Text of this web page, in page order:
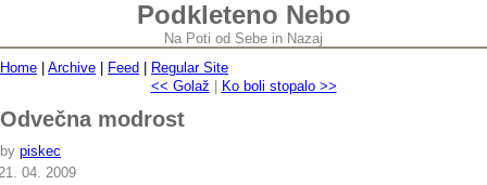
Podkleteno Nebo
Na Poti od Sebe in Nazaj
Home
Archive Feed
Regular Site
<< Golaž
Ko boli stopalo >>
Odvečna modrost
by piskec
04. 2009